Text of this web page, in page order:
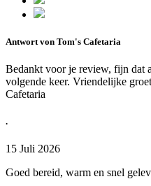
Antwort von Tom's Cafetaria
Bedankt voor je review, fijn dat
volgende keer. Vriendelijke
Cafetaria
.
15 Juli 2026
Goed bereid, warm en snel